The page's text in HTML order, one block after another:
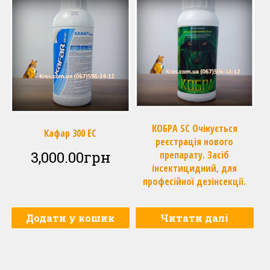
Кафар 300 ЕС
3,000.00грн
Додати у кошик
КОБРА SC Очікується
реєстрація нового
препарату. Засіб
інсектицидний, для
професійної дезінсекції.
Читати далі